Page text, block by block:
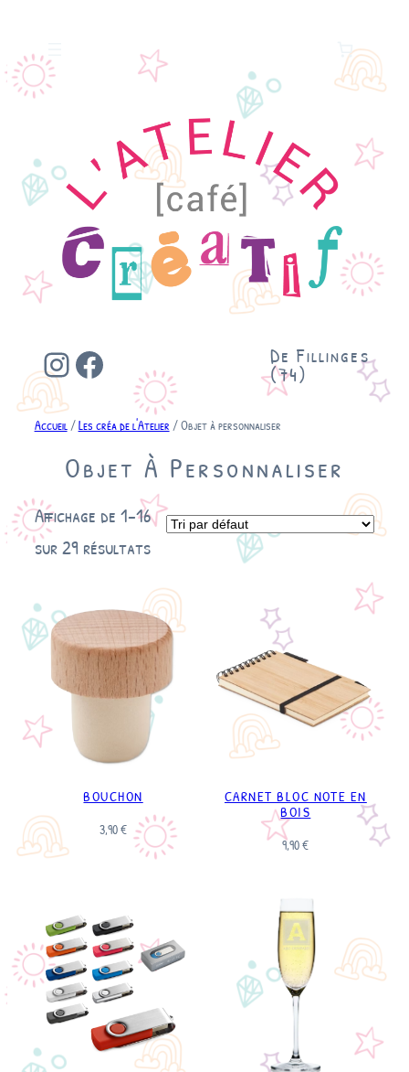
Instagram Facebook De Fillinges
(74)
Accueil /Les créa de l'Atelier / Objet à personnaliser
Objet À Personnaliser
Affichage de 1–16
sur 29 résultats
BOUCHON
3,90€
CARNET BLOC NOTE EN
BOIS
9,90€